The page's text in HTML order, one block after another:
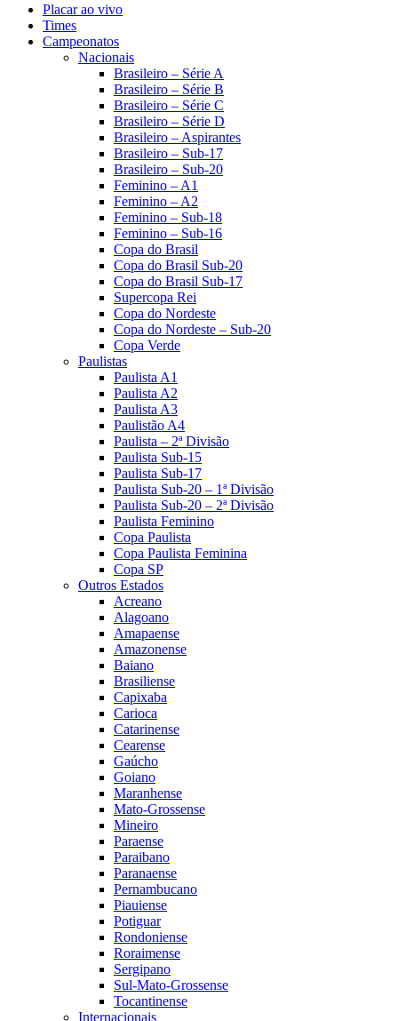
Placar ao vivo
Times
Campeonatos
Nacionais
Brasileiro – Série A
Brasileiro – Série B
Brasileiro – Série C
Brasileiro – Série D
Brasileiro – Aspirantes
Brasileiro – Sub-17
Brasileiro – Sub-20
Feminino – A1
Feminino – A2
Feminino – Sub-18
Feminino – Sub-16
Copa do Brasil
Copa do Brasil Sub-20
Copa do Brasil Sub-17
Supercopa Rei
Copa do Nordeste
Copa do Nordeste – Sub-20
Copa Verde
Paulistas
Paulista A1
Paulista A2
Paulista A3
Paulistão A4
Paulista – 2ª Divisão
Paulista Sub-15
Paulista Sub-17
Paulista Sub-20 – 1ª Divisão
Paulista Sub-20 – 2ª Divisão
Paulista Feminino
Copa Paulista
Copa Paulista Feminina
Copa SP
Outros Estados
Acreano
Alagoano
Amapaense
Amazonense
Baiano
Brasiliense
Capixaba
Carioca
Catarinense
Cearense
Gaúcho
Goiano
Maranhense
Mato-Grossense
Mineiro
Paraense
Paraibano
Paranaense
Pernambucano
Piauiense
Potiguar
Rondoniense
Roraimense
Sergipano
Sul-Mato-Grossense
Tocantinense
Internacionais